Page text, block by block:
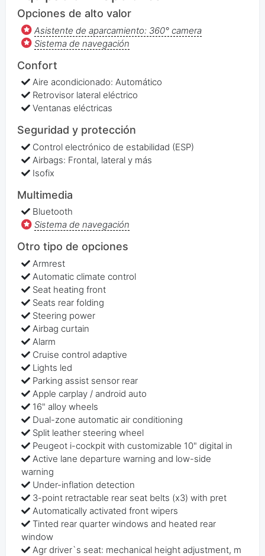
Opciones de alto valor
Asistente de aparcamiento: 360° camera
Sistema de navegación
Confort
Aire acondicionado: Automático
Retrovisor lateral eléctrico
Ventanas eléctricas
Seguridad y protección
Control electrónico de estabilidad (ESP)
Airbags: Frontal, lateral y más
Isofix
Multimedia
Bluetooth
Sistema de navegación
Otro tipo de opciones
Armrest
Automatic climate control
Seat heating front
Seats rear folding
Steering power
Airbag curtain
Alarm
Cruise control adaptive
Lights led
Parking assist sensor rear
Apple carplay / android auto
16" alloy wheels
Dual-zone automatic air conditioning
Split leather steering wheel
Peugeot i-cockpit with customizable 10" digital in
Active lane departure warning and low-side
warning
Under-inflation detection
3-point retractable rear seat belts (x3) with pret
Automatically activated front wipers
Tinted rear quarter windows and heated rear
window
Agr driver`s seat: mechanical height adjustment, m